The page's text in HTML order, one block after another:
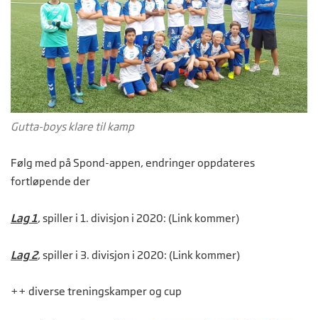
Gutta-boys klare til kamp
Følg med på Spond-appen, endringer oppdateres
fortløpende der
Lag 1, spiller i 1. divisjon i 2020: (Link kommer)
Lag 2, spiller i 3. divisjon i 2020: (Link kommer)
++ diverse treningskamper og cup